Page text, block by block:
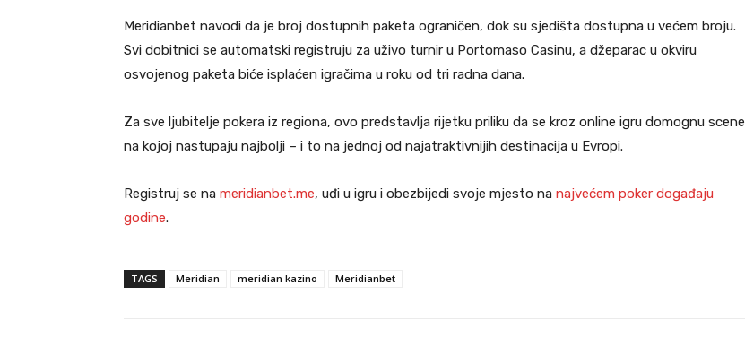
Meridianbet navodi da je broj dostupnih paketa ograničen, dok su sjedišta dostupna u većem broju.
Svi dobitnici se automatski registruju za uživo turnir u Portomaso Casinu, a džeparac u okviru
osvojenog paketa biće isplaćen igračima u roku od tri radna dana.
Za sve ljubitelje pokera iz regiona, ovo predstavlja rijetku priliku da se kroz online igru domognu scene
na kojoj nastupaju najbolji – i to na jednoj od najatraktivnijih destinacija u Evropi.
Registruj se na meridianbet.me, uđi u igru i obezbijedi svoje mjesto na najvećem poker događaju
godine.
TAGS Meridian meridian kazino Meridianbet